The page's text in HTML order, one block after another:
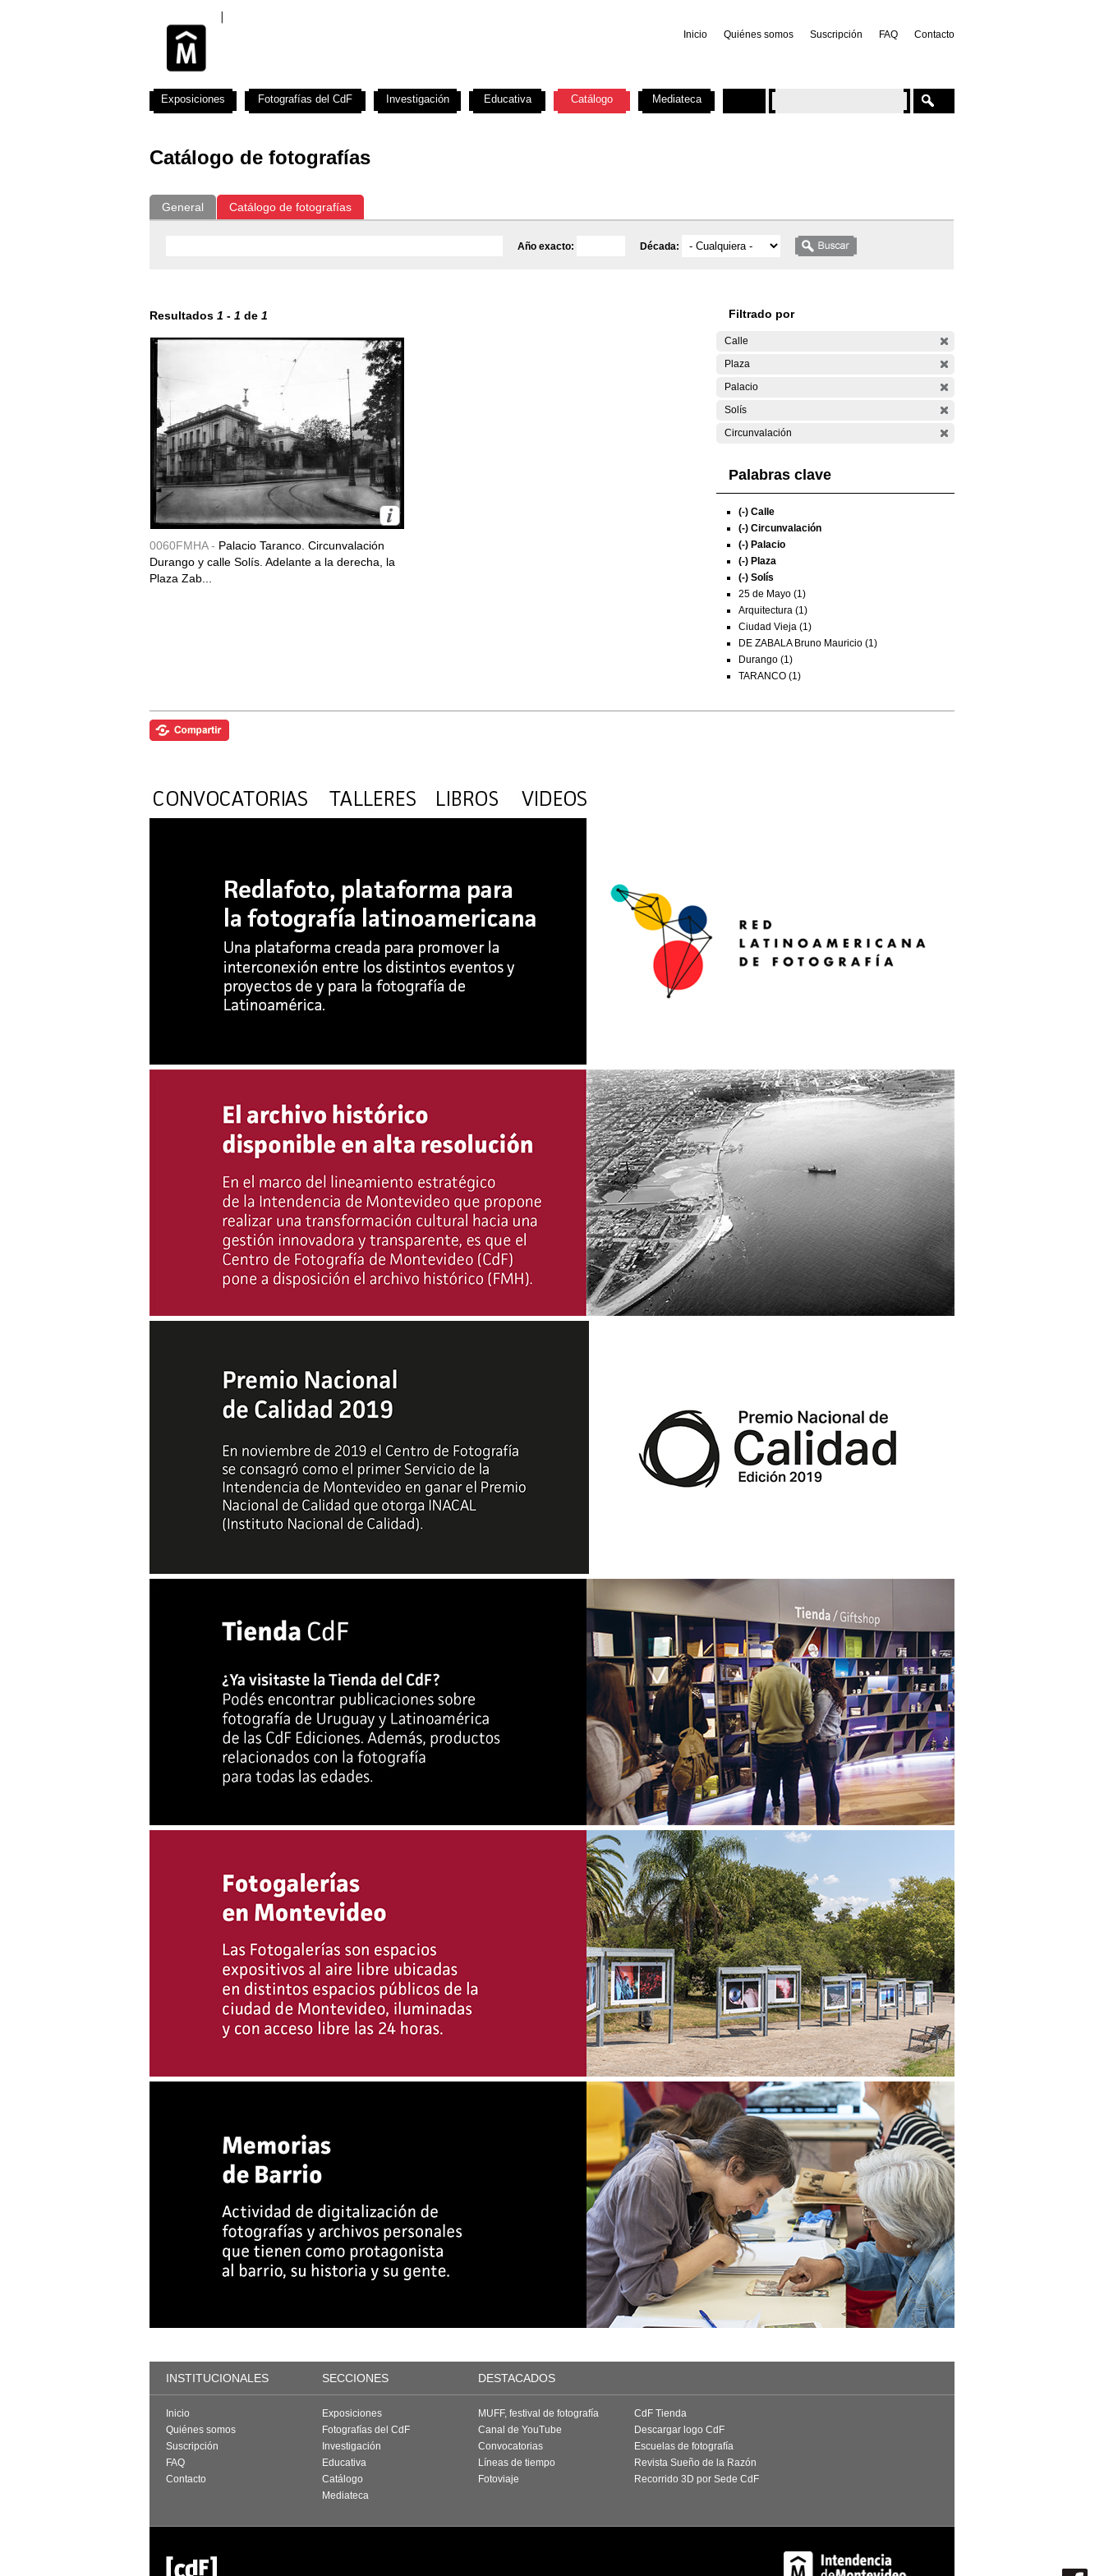
Inicio Quiénes somos Suscripción FAQ Contacto
Catálogo de fotografías
General Catálogo de fotografías
Año exacto: Década:
Resultados 1 - 1 de 1
0060FMHA - Palacio Taranco. Circunvalación
Durango y calle Solís. Adelante a la derecha, la
Plaza Zab...
Filtrado por
Calle
Plaza
Palacio
Solís
Circunvalación
Palabras clave
(-) Calle
(-) Circunvalación
(-) Palacio
(-) Plaza
(-) Solís
25 de Mayo (1)
Arquitectura (1)
Ciudad Vieja (1)
DE ZABALA Bruno Mauricio (1)
Durango (1)
TARANCO (1)
Exposiciones Fotografías del CdF Investigación Educativa Catálogo Mediateca
INSTITUCIONALES SECCIONES DESTACADOS
Inicio
Quiénes somos
Suscripción
FAQ
Contacto
Exposiciones
Fotografías del CdF
Investigación
Educativa
Catálogo
Mediateca
MUFF, festival de fotografía
Canal de YouTube
Convocatorias
Líneas de tiempo
Fotoviaje
CdF Tienda
Descargar logo CdF
Escuelas de fotografía
Revista Sueño de la Razón
Recorrido 3D por Sede CdF